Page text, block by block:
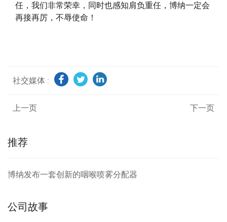
任，我们非常荣幸，同时也感知肩负重任，博纳一定会
再接再厉，不辱使命！
社交媒体 :
上一页 下一页
推荐
博纳发布一套创新的咽喉喷雾分配器
公司故事